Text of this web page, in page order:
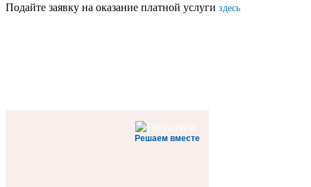
Подайте заявку на оказание платной услуги здесь
Решаем вместе